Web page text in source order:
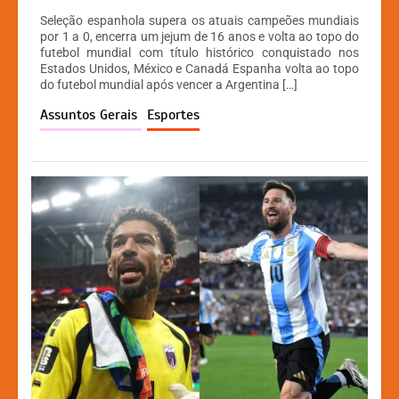
h
at
s
A
p
a
c
e
b
o
k
s
s
e
n
er
p
y
Li
n
Seleção espanhola supera os atuais campeões mundiais
por 1 a 0, encerra um jejum de 16 anos e volta ao topo do
futebol mundial com título histórico conquistado nos
Estados Unidos, México e Canadá Espanha volta ao topo
do futebol mundial após vencer a Argentina […]
Assuntos Gerais Esportes